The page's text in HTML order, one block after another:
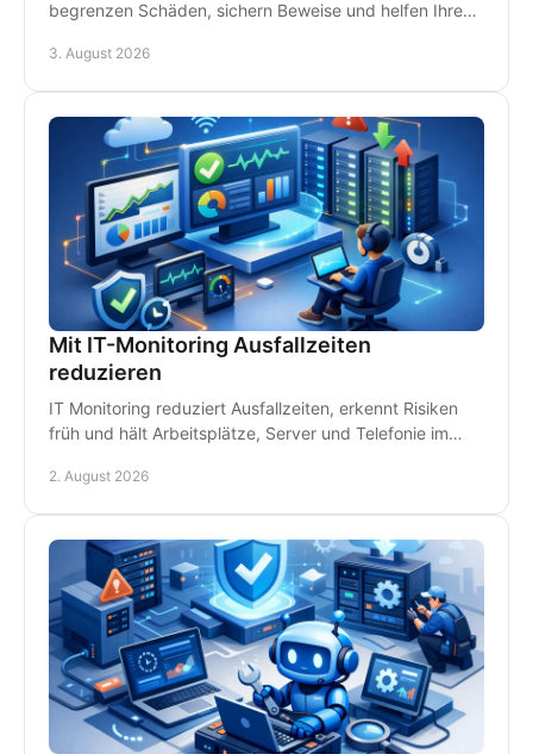
begrenzen Schäden, sichern Beweise und helfen Ihrem
3. August 2026
Mit IT-Monitoring Ausfallzeiten
reduzieren
IT Monitoring reduziert Ausfallzeiten, erkennt Risiken
früh und hält Arbeitsplätze, Server und Telefonie im
2. August 2026